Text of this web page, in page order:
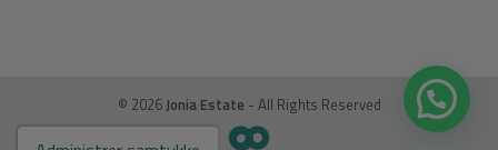
© 2026 Jonia Estate - All Rights Reserved